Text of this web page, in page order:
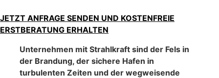
JETZT ANFRAGE SENDEN UND KOSTENFREIE
ERSTBERATUNG ERHALTEN
Unternehmen mit Strahlkraft sind der Fels in
der Brandung, der sichere Hafen in
turbulenten Zeiten und der wegweisende